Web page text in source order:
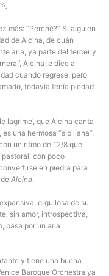
más: “Perché?” Si alguien
de Alcina, de cuán
aria, ya parte del tercer y
Alcina le dice a
cuando regrese, pero
todavía tenía piedad
lagrime’, que Alcina canta
una hermosa “siciliana”,
un ritmo de 12/8 que
con poco
en piedra para
Alcina.
orgullosa de su
sin amor, introspectiva,
pasa por un aria
y tiene una buena
Baroque Orchestra ya